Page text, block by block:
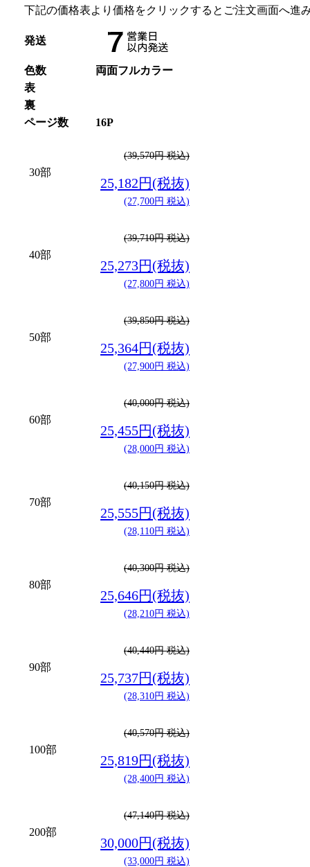
下記の価格表より価格をクリックするとご注文画面へ進
発送
色数
両面フルカラー
表
裏
ページ数
16P
30部
(39,570円 税込)
25,182円(税抜)
(27,700円 税込)
40部
(39,710円 税込)
25,273円(税抜)
(27,800円 税込)
50部
(39,850円 税込)
25,364円(税抜)
(27,900円 税込)
60部
(40,000円 税込)
25,455円(税抜)
(28,000円 税込)
70部
(40,150円 税込)
25,555円(税抜)
(28,110円 税込)
80部
(40,300円 税込)
25,646円(税抜)
(28,210円 税込)
90部
(40,440円 税込)
25,737円(税抜)
(28,310円 税込)
100部
(40,570円 税込)
25,819円(税抜)
(28,400円 税込)
200部
(47,140円 税込)
30,000円(税抜)
(33,000円 税込)